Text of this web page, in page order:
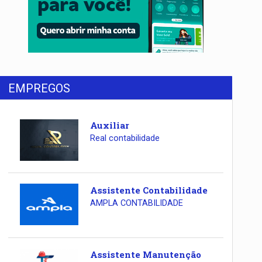
EMPREGOS
Auxiliar
Real contabilidade
Assistente Contabilidade
AMPLA CONTABILIDADE
Assistente Manutenção